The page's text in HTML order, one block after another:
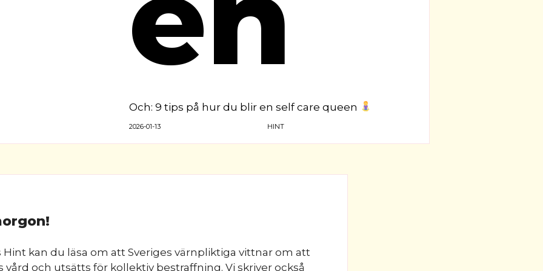
Och: 9 tips på hur du blir en self care queen
2026-01-13 HINT
Hint kan du läsa om att Sveriges värnpliktiga vittnar om att
vård och utsätts för kollektiv bestraffning. Vi skriver också